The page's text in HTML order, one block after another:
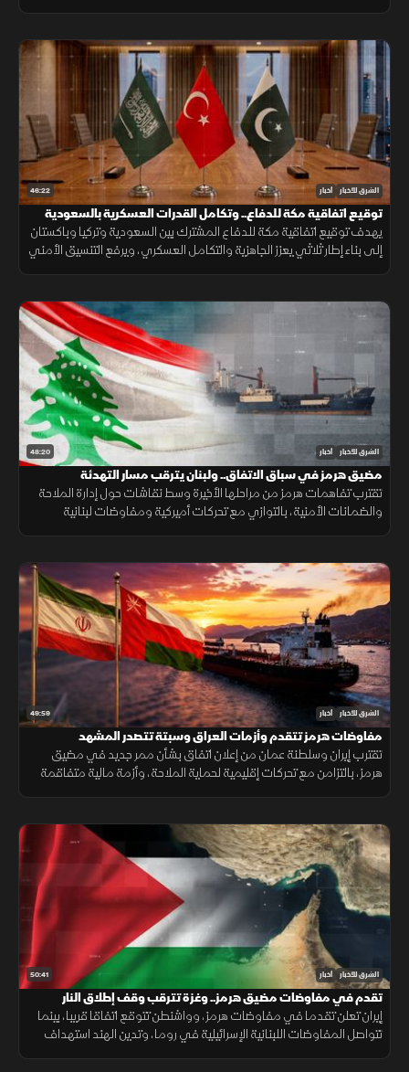
46:22 الشرق للأخبار أخبار
توقيع اتفاقية مكة للدفاع.. وتكامل القدرات العسكرية بالسعودية
يهدف توقيع اتفاقية مكة للدفاع المشترك بين السعودية وتركيا وباكستان
إلى بناء إطار ثلاثي يعزز الجاهزية والتكامل العسكري، ويرفع التنسيق الأمني
48:20 الشرق للأخبار أخبار
مضيق هرمز في سباق الاتفاق.. ولبنان يترقب مسار التهدئة
تقترب تفاهمات هرمز من مراحلها الأخيرة وسط نقاشات حول إدارة الملاحة
والضمانات الأمنية، بالتوازي مع تحركات أميركية ومفاوضات لبنانية
49:59 الشرق للأخبار أخبار
مفاوضات هرمز تتقدم وأزمات العراق وسبتة تتصدر المشهد
تقترب إيران وسلطنة عمان من إعلان اتفاق بشأن ممر جديد في مضيق
هرمز، بالتزامن مع تحركات إقليمية لحماية الملاحة، وأزمة مالية متفاقمة
50:41 الشرق للأخبار أخبار
تقدم في مفاوضات مضيق هرمز.. وغزة تترقب وقف إطلاق النار
إيران تعلن تقدما في مفاوضات هرمز، وواشنطن تتوقع اتفاقا قريبا، بينما
تتواصل المفاوضات اللبنانية الإسرائيلية في روما، وتدين الهند استهداف